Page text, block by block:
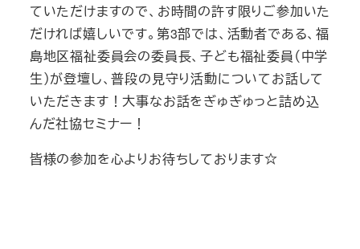
ていただけますので、お時間の許す限りご参加いた
だければ嬉しいです。第3部では、活動者である、福
島地区福祉委員会の委員長、子ども福祉委員（中学
生）が登壇し、普段の見守り活動についてお話して
いただきます！大事なお話をぎゅぎゅっと詰め込
んだ社協セミナー！
皆様の参加を心よりお待ちしております☆